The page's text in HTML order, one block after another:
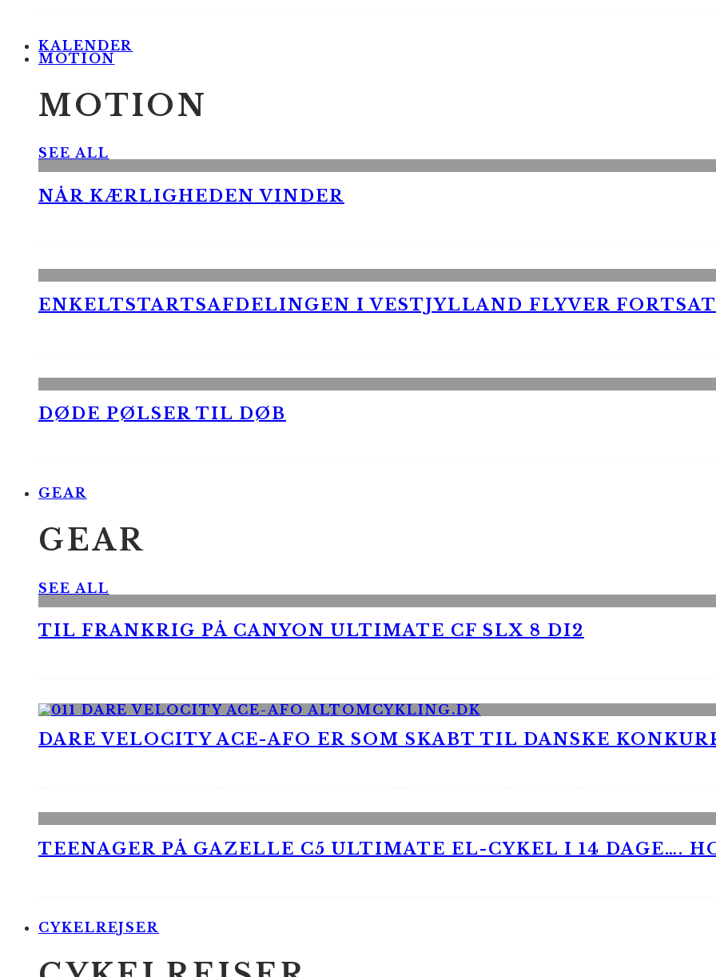
KALENDER
MOTION
MOTION
SEE ALL
NÅR KÆRLIGHEDEN VINDER
ENKELTSTARTSAFDELINGEN I VESTJYLLAND FLYVER
DØDE PØLSER TIL DØB
GEAR
GEAR
SEE ALL
TIL FRANKRIG PÅ CANYON ULTIMATE CF SLX 8 DI2
DARE VELOCITY ACE-AFO ER SOM SKABT TIL DANSKE
TEENAGER PÅ GAZELLE C5 ULTIMATE EL-CYKEL I 14 DAGE….
CYKELREJSER